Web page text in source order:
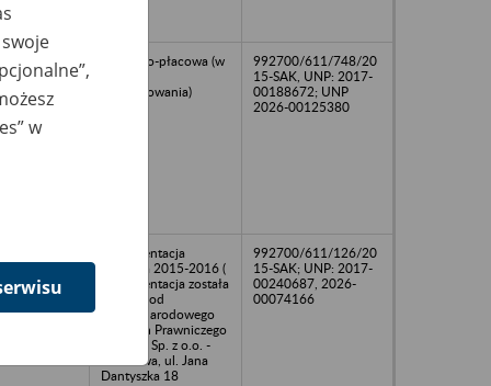
osobowo-płacowa (w
porządkowania)
992700/611/748/20
15-SAK, UNP: 2017-
00188672; UNP
2026-00125380
Dokumentacja
płacowa 2015-2016 (
Dokumentacja została
przejęta od
Międzynarodowego
Centrum Prawniczego
EUCON Sp. z o.o. -
Warszawa, ul. Jana
Dantyszka 18
992700/611/126/20
15-SAK; UNP: 2017-
00240687, 2026-
00074166
w